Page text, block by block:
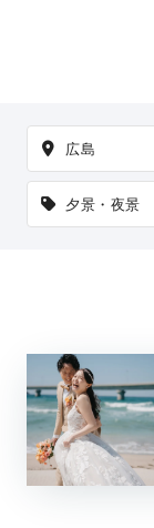
広島
夕景・夜景